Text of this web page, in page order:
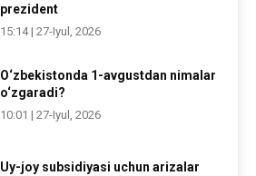
prezident
15:14 | 27-Iyul, 2026
O‘zbekistonda 1-avgustdan nimalar
o‘zgaradi?
10:01 | 27-Iyul, 2026
Uy-joy subsidiyasi uchun arizalar